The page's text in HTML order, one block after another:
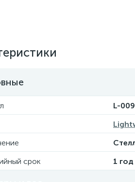
L-
срок
1 год